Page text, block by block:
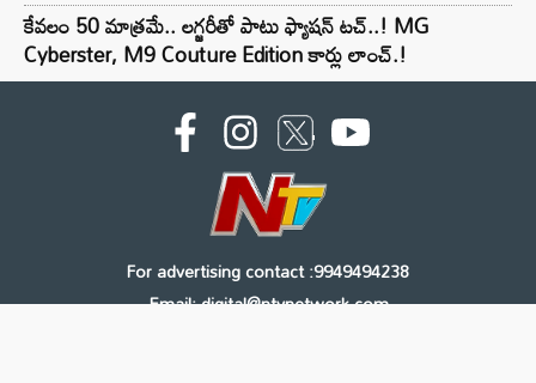
కేవలం 50 మాత్రమే.. లగ్జరీతో పాటు ఫ్యాషన్ టచ్..! MG
Cyberster, M9 Couture Edition కార్లు లాంచ్.!
For advertising contact :9949494238
Email: digital@ntvnetwork.com